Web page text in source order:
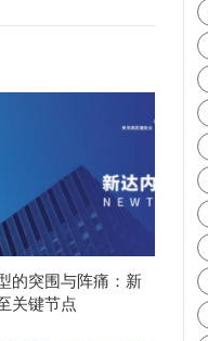
的突围与阵痛：新
关键节点